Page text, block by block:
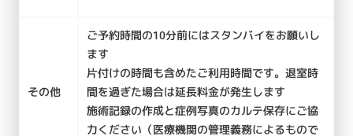
その他
ご予約時間の10分前にはスタンバイをお願いし
ます
片付けの時間も含めたご利用時間です。退室時
間を過ぎた場合は延長料金が発生します
施術記録の作成と症例写真のカルテ保存にご協
力ください（医療機関の管理義務によるもので